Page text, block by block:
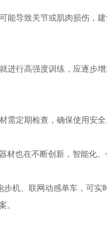
能导致关节或肌肉损伤，
进行高强度训练，应逐步
需定期检查，确保使用安全
材也在不断创新，智能化
步机、联网动感单车，可实
。